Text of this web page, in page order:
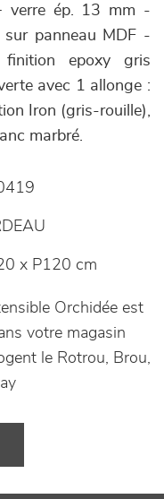
verre ép. 13 mm -
sur panneau MDF -
epoxy gris
avec 1 allonge :
Iron (gris-rouille),
marbré.
x P120 cm
Orchidée est
votre magasin
le Rotrou, Brou,